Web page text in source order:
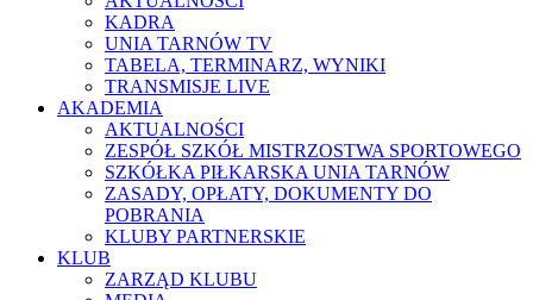
KADRA
UNIA TARNÓW TV
TABELA, TERMINARZ, WYNIKI
TRANSMISJE LIVE
AKADEMIA
AKTUALNOŚCI
ZESPÓŁ SZKÓŁ MISTRZOSTWA SPORTOWEGO
SZKÓŁKA PIŁKARSKA UNIA TARNÓW
ZASADY, OPŁATY, DOKUMENTY DO
POBRANIA
KLUBY PARTNERSKIE
KLUB
ZARZĄD KLUBU